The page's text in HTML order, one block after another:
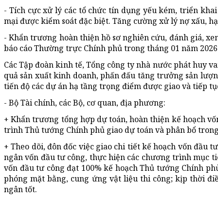
- Tích cực xử lý các tổ chức tín dụng yếu kém, triển
mại được kiểm soát đặc biệt. Tăng cường xử lý nợ xấu,
- Khẩn trương hoàn thiện hồ sơ nghiên cứu, đánh giá,
báo cáo Thường trực Chính phủ trong tháng 01 năm
Các Tập đoàn kinh tế, Tổng công ty nhà nước phát huy
quả sản xuất kinh doanh, phấn đấu tăng trưởng sản
tiến độ các dự án hạ tầng trọng điểm được giao và tiếp
- Bộ Tài chính, các Bộ, cơ quan, địa phương:
+ Khẩn trương tổng hợp dự toán, hoàn thiện kế hoạch
trình Thủ tướng Chính phủ giao dự toán và phân bổ
+ Theo dõi, đôn đốc việc giao chi tiết kế hoạch vốn đầu
ngân vốn đầu tư công, thực hiện các chương trình mục
vốn đầu tư công đạt 100% kế hoạch Thủ tướng Chính
phóng mặt bằng, cung ứng vật liệu thi công; kịp thời
ngân tốt.